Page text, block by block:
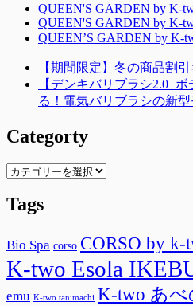
QUEEN'S GARDEN by K-
QUEEN'S GARDEN by K-
QUEEN’S GARDEN by K-
【期間限定】冬の商品割
【デンキバリブラシ2.0+
る！電気バリブラシの新
Categorty
Categorty
Tags
Bio Spa corso CORSO by
K-two Esola
emu K-two tanimachi K-two あ